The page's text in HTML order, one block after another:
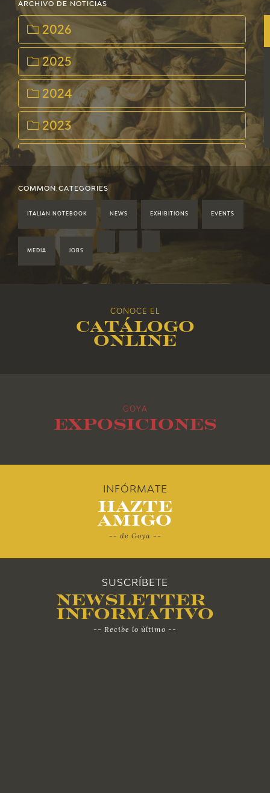
ARCHIVO DE NOTICIAS
2026
2025
2024
2023
2022
2021
2019
2018
COMMON.CATEGORIES
ITALIAN NOTEBOOK NEWS EXHIBITIONS EVENTS
MEDIA JOBS
CONOCE EL
Catálogo
online
GOYA
Exposiciones
INFÓRMATE
Hazte
Amigo
-- de Goya --
SUSCRÍBETE
Newsletter
Informativo
-- Recibe lo último --